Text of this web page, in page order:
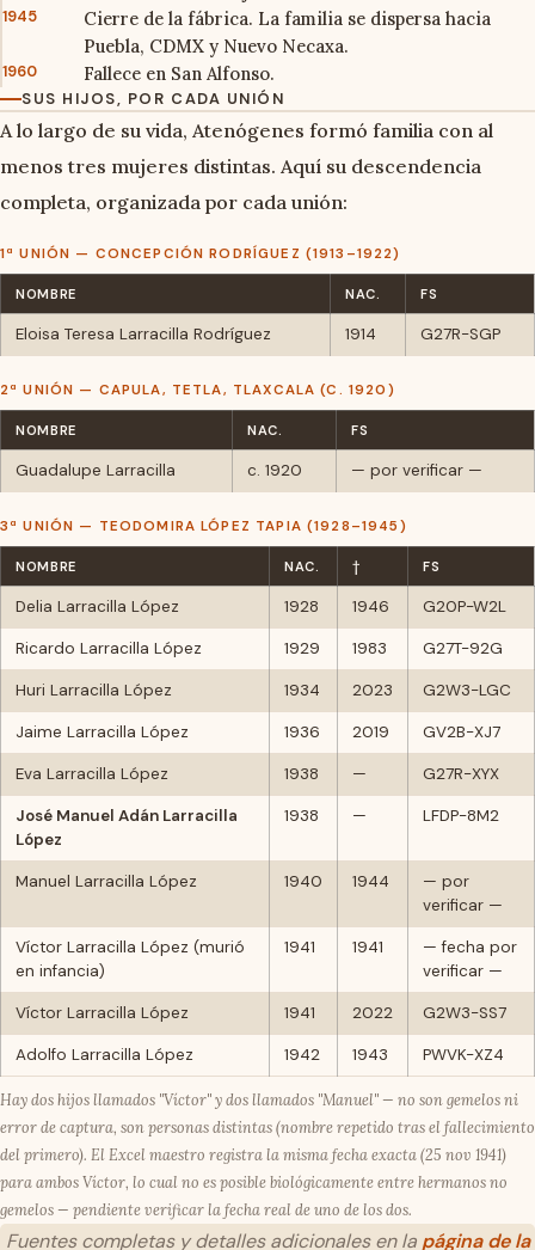
1945
Cierre de la fábrica. La familia se dispersa hacia
Puebla, CDMX y Nuevo Necaxa.
1960 Fallece en San Alfonso.
SUS HIJOS, POR CADA UNIÓN
A lo largo de su vida, Atenógenes formó familia con al
menos tres mujeres distintas. Aquí su descendencia
completa, organizada por cada unión:
1ª UNIÓN — CONCEPCIÓN RODRÍGUEZ (1913–1922)
NOMBRE NAC. FS
Eloisa Teresa Larracilla Rodríguez 1914 G27R-SGP
2ª UNIÓN — CAPULA, TETLA, TLAXCALA (C. 1920)
NOMBRE NAC. FS
Guadalupe Larracilla c. 1920 — por verificar —
3ª UNIÓN — TEODOMIRA LÓPEZ TAPIA (1928–1945)
NOMBRE NAC. † FS
Delia Larracilla López 1928 1946 G20P-W2L
Ricardo Larracilla López 1929 1983 G27T-92G
Huri Larracilla López 1934 2023 G2W3-LGC
Jaime Larracilla López 1936 2019 GV2B-XJ7
Eva Larracilla López 1938 — G27R-XYX
José Manuel Adán Larracilla
López
1938 — LFDP-8M2
Manuel Larracilla López 1940 1944
— por
verificar —
Víctor Larracilla López (murió
en infancia)
1941 1941
— fecha por
verificar —
Víctor Larracilla López 1941 2022 G2W3-SS7
Adolfo Larracilla López 1942 1943 PWVK-XZ4
Hay dos hijos llamados "Víctor" y dos llamados "Manuel" — no son gemelos ni
error de captura, son personas distintas (nombre repetido tras el fallecimiento
del primero). El Excel maestro registra la misma fecha exacta (25 nov 1941)
para ambos Víctor, lo cual no es posible biológicamente entre hermanos no
gemelos — pendiente verificar la fecha real de uno de los dos.
Fuentes completas y detalles adicionales en la página de la